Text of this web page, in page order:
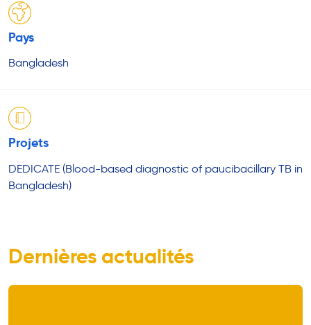
Pays
Bangladesh
Projets
DEDICATE (Blood-based diagnostic of paucibacillary TB in
Bangladesh)
Dernières actualités